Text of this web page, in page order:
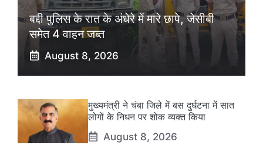
बद्दी पुलिस के रात के अंधेरे में मारे छापे, जेसीबी
समेत 4 वाहन जब्त
August 8, 2026
मुख्यमंत्री ने चंबा जिले में बस दुर्घटना में सात
लोगों के निधन पर शोक व्यक्त किया
August 8, 2026